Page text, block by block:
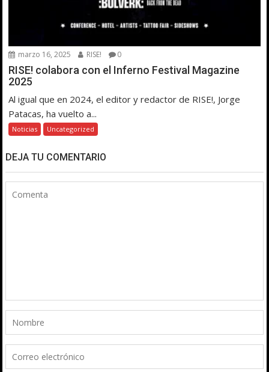
marzo 16, 2025 RISE! 0
RISE! colabora con el Inferno Festival Magazine
2025
Al igual que en 2024, el editor y redactor de RISE!, Jorge
Patacas, ha vuelto a...
Noticias Uncategorized
DEJA TU COMENTARIO